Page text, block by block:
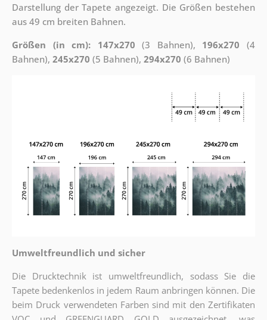
Darstellung der Tapete angezeigt. Die Größen bestehen
aus 49 cm breiten Bahnen.
Größen (in cm): 147x270 (3 Bahnen), 196x270 (4
Bahnen), 245x270 (5 Bahnen), 294x270 (6 Bahnen)
Umweltfreundlich und sicher
Die Drucktechnik ist umweltfreundlich, sodass Sie die
Tapete bedenkenlos in jedem Raum anbringen können. Die
beim Druck verwendeten Farben sind mit den Zertifikaten